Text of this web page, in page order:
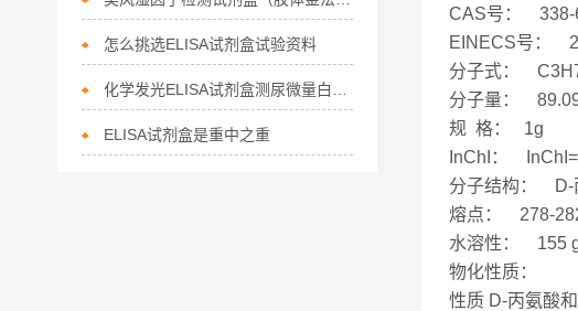
CAS号： 338-
EINECS号：
分子式：
分子量：
规 格： 1g
InChI：
分子结构： D-
熔点： 278-
水溶性： 155
物化性质：
性质 D-丙氨酸
怎么挑选ELISA试剂盒试验资料
ELISA试剂盒是重中之重